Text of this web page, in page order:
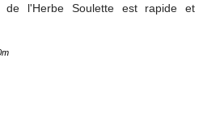
l'Herbe Soulette est rapide et